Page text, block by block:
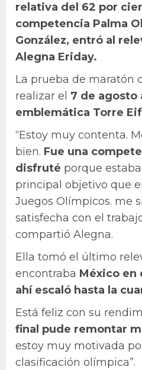
relativa del 62 por
competencia Palma
González, entró al
Alegna Eriday.
La prueba de maratón
realizar el 7 de agosto
emblemática Torre
“Estoy muy contenta.
bien. Fue una
disfruté porque
principal objetivo que
Juegos Olímpicos. me
satisfecha con el
compartió Alegna.
Ella tomó el último
encontraba México en
ahí escaló hasta la
Está feliz con su
final pude remontar
estoy muy motivada
clasificación olímpica”.